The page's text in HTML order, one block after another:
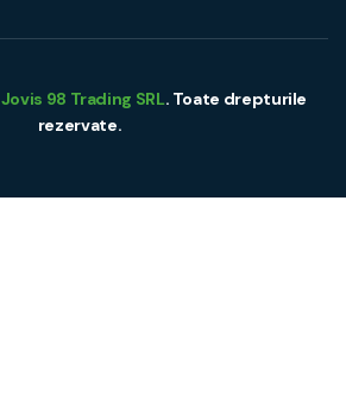
Jovis 98 Trading SRL. Toate drepturile
rezervate.